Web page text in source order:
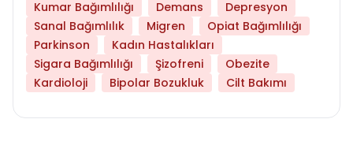
Kumar Bağımlılığı
Demans
Depresyon
Sanal Bağımlılık
Migren
Opiat Bağımlılığı
Parkinson
Kadın Hastalıkları
Sigara Bağımlılığı
Şizofreni
Obezite
Kardioloji
Bipolar Bozukluk Cilt Bakımı